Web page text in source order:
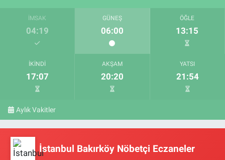
İMSAK
04:19
GÜNEŞ
06:00
ÖĞLE
13:15
İKINDI
17:07
AKŞAM
20:20
YATSI
21:54
Aylık Vakitler
İstanbul Bakırköy Nöbetçi Eczaneler